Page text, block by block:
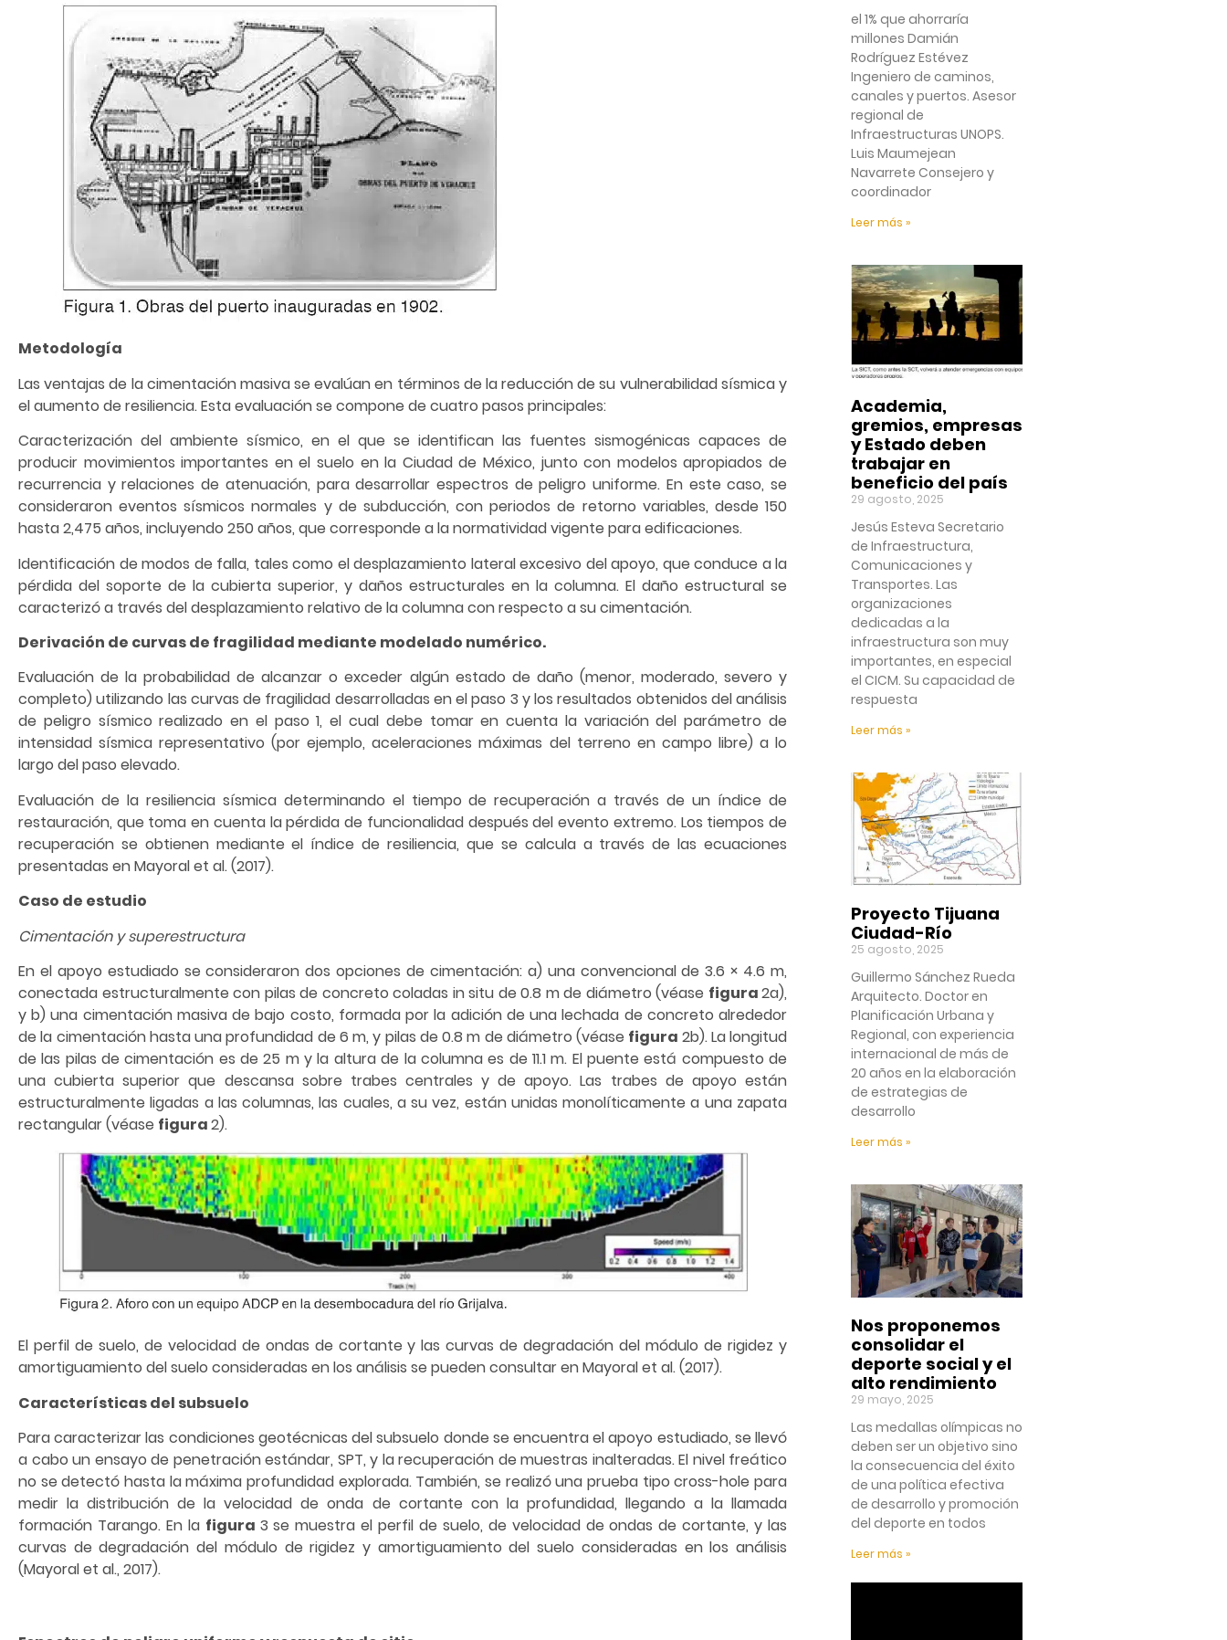
Metodología
Las ventajas de la cimentación masiva se evalúan en términos de la reducción de su vulnerabilidad sísmica y
el aumento de resiliencia. Esta evaluación se compone de cuatro pasos principales:
Caracterización del ambiente sísmico, en el que se identifican las fuentes sismogénicas capaces de
producir movimientos importantes en el suelo en la Ciudad de México, junto con modelos apropiados de
recurrencia y relaciones de atenuación, para desarrollar espectros de peligro uniforme. En este caso, se
consideraron eventos sísmicos normales y de subducción, con periodos de retorno variables, desde 150
hasta 2,475 años, incluyendo 250 años, que corresponde a la normatividad vigente para edificaciones.
Identificación de modos de falla, tales como el desplazamiento lateral excesivo del apoyo, que conduce a la
pérdida del soporte de la cubierta superior, y daños estructurales en la columna. El daño estructural se
caracterizó a través del desplazamiento relativo de la columna con respecto a su cimentación.
Derivación de curvas de fragilidad mediante modelado numérico.
Evaluación de la probabilidad de alcanzar o exceder algún estado de daño (menor, moderado, severo y
completo) utilizando las curvas de fragilidad desarrolladas en el paso 3 y los resultados obtenidos del análisis
de peligro sísmico realizado en el paso 1, el cual debe tomar en cuenta la variación del parámetro de
intensidad sísmica representativo (por ejemplo, aceleraciones máximas del terreno en campo libre) a lo
largo del paso elevado.
Evaluación de la resiliencia sísmica determinando el tiempo de recuperación a través de un índice de
restauración, que toma en cuenta la pérdida de funcionalidad después del evento extremo. Los tiempos de
recuperación se obtienen mediante el índice de resiliencia, que se calcula a través de las ecuaciones
presentadas en Mayoral et al. (2017).
Caso de estudio
Cimentación y superestructura
En el apoyo estudiado se consideraron dos opciones de cimentación: a) una convencional de 3.6 × 4.6 m,
conectada estructuralmente con pilas de concreto coladas in situ de 0.8 m de diámetro (véase figura2a),
y b) una cimentación masiva de bajo costo, formada por la adición de una lechada de concreto alrededor
de la cimentación hasta una profundidad de 6 m, y pilas de 0.8 m de diámetro (véase figura 2b). La longitud
de las pilas de cimentación es de 25 m y la altura de la columna es de 11.1 m. El puente está compuesto de
una cubierta superior que descansa sobre trabes centrales y de apoyo. Las trabes de apoyo están
estructuralmente ligadas a las columnas, las cuales, a su vez, están unidas monolíticamente a una zapata
rectangular (véase figura2).
El perfil de suelo, de velocidad de ondas de cortante y las curvas de degradación del módulo de rigidez y
amortiguamiento del suelo consideradas en los análisis se pueden consultar en Mayoral et al. (2017).
Características del subsuelo
Para caracterizar las condiciones geotécnicas del subsuelo donde se encuentra el apoyo estudiado, se llevó
a cabo un ensayo de penetración estándar, SPT, y la recuperación de muestras inalteradas. El nivel freático
no se detectó hasta la máxima profundidad explorada. También, se realizó una prueba tipo cross-hole para
medir la distribución de la velocidad de onda de cortante con la profundidad, llegando a la llamada
formación Tarango. En la figura 3 se muestra el perfil de suelo, de velocidad de ondas de cortante, y las
curvas de degradación del módulo de rigidez y amortiguamiento del suelo consideradas en los análisis
(Mayoral et al., 2017).
el 1% que ahorraría
millones Damián
Rodríguez Estévez
Ingeniero de caminos,
canales y puertos. Asesor
regional de
Infraestructuras UNOPS.
Luis Maumejean
Navarrete Consejero y
coordinador
Leer más »
Academia,
gremios, empresas
y Estado deben
trabajar en
beneficio del país
29 agosto, 2025
Jesús Esteva Secretario
de Infraestructura,
Comunicaciones y
Transportes. Las
organizaciones
dedicadas a la
infraestructura son muy
importantes, en especial
el CICM. Su capacidad de
respuesta
Leer más »
Proyecto Tijuana
Ciudad-Río
25 agosto, 2025
Guillermo Sánchez Rueda
Arquitecto. Doctor en
Planificación Urbana y
Regional, con experiencia
internacional de más de
20 años en la elaboración
de estrategias de
desarrollo
Leer más »
Nos proponemos
consolidar el
deporte social y el
alto rendimiento
29 mayo, 2025
Las medallas olímpicas no
deben ser un objetivo sino
la consecuencia del éxito
de una política efectiva
de desarrollo y promoción
del deporte en todos
Leer más »